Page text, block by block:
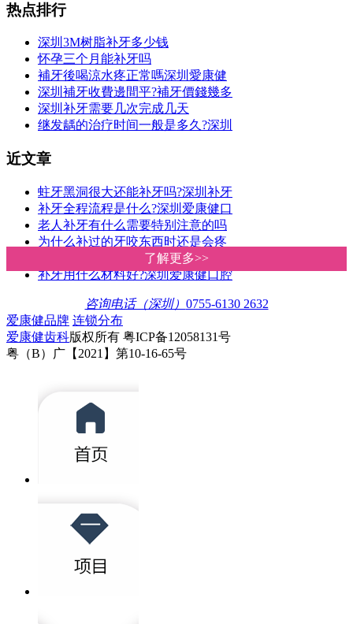
了解更多>>
了解更多>>
热点排行
深圳3M树脂补牙多少钱
怀孕三个月能补牙吗
補牙後喝涼水疼正常嗎深圳愛康健
深圳補牙收費邊間平?補牙價錢幾多
深圳补牙需要几次完成几天
继发龋的治疗时间一般是多久?深圳
近文章
蛀牙黑洞很大还能补牙吗?深圳补牙
补牙全程流程是什么?深圳爱康健口
老人补牙有什么需要特别注意的吗
为什么补过的牙咬东西时还是会疼
蛀牙治疗方法有哪些?深圳爱康健口
补牙用什么材料好?深圳爱康健口腔
咨询电话（深圳） 0755-6130 2632
爱康健品牌 连锁分布
爱康健齿科版权所有 粤ICP备12058131号
粤（B）广【2021】第10-16-65号